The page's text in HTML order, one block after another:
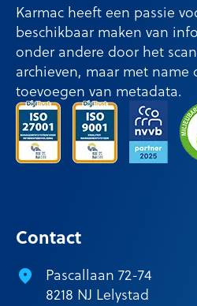
Karmac heeft een passie
beschikbaar maken van
onder andere door het
archieven, maar met
toevoegen van metadata.
Contact
Pascallaan 72-74
8218 NJ Lelystad